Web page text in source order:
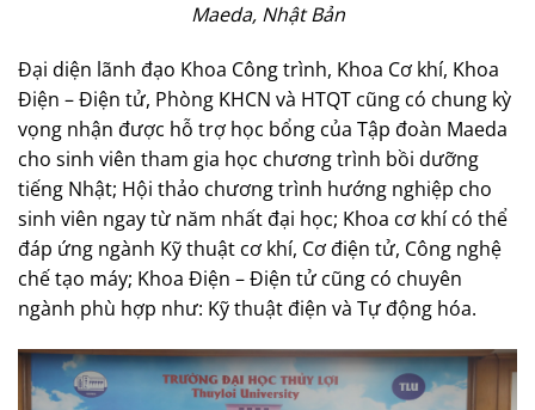
Maeda, Nhật Bản
Đại diện lãnh đạo Khoa Công trình, Khoa Cơ khí, Khoa
Điện – Điện tử, Phòng KHCN và HTQT cũng có chung kỳ
vọng nhận được hỗ trợ học bổng của Tập đoàn Maeda
cho sinh viên tham gia học chương trình bồi dưỡng
tiếng Nhật; Hội thảo chương trình hướng nghiệp cho
sinh viên ngay từ năm nhất đại học; Khoa cơ khí có thể
đáp ứng ngành Kỹ thuật cơ khí, Cơ điện tử, Công nghệ
chế tạo máy; Khoa Điện – Điện tử cũng có chuyên
ngành phù hợp như: Kỹ thuật điện và Tự động hóa.